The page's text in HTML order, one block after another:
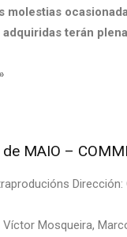
molestias
terán
MAIO –
Dirección:
Mosqueira,